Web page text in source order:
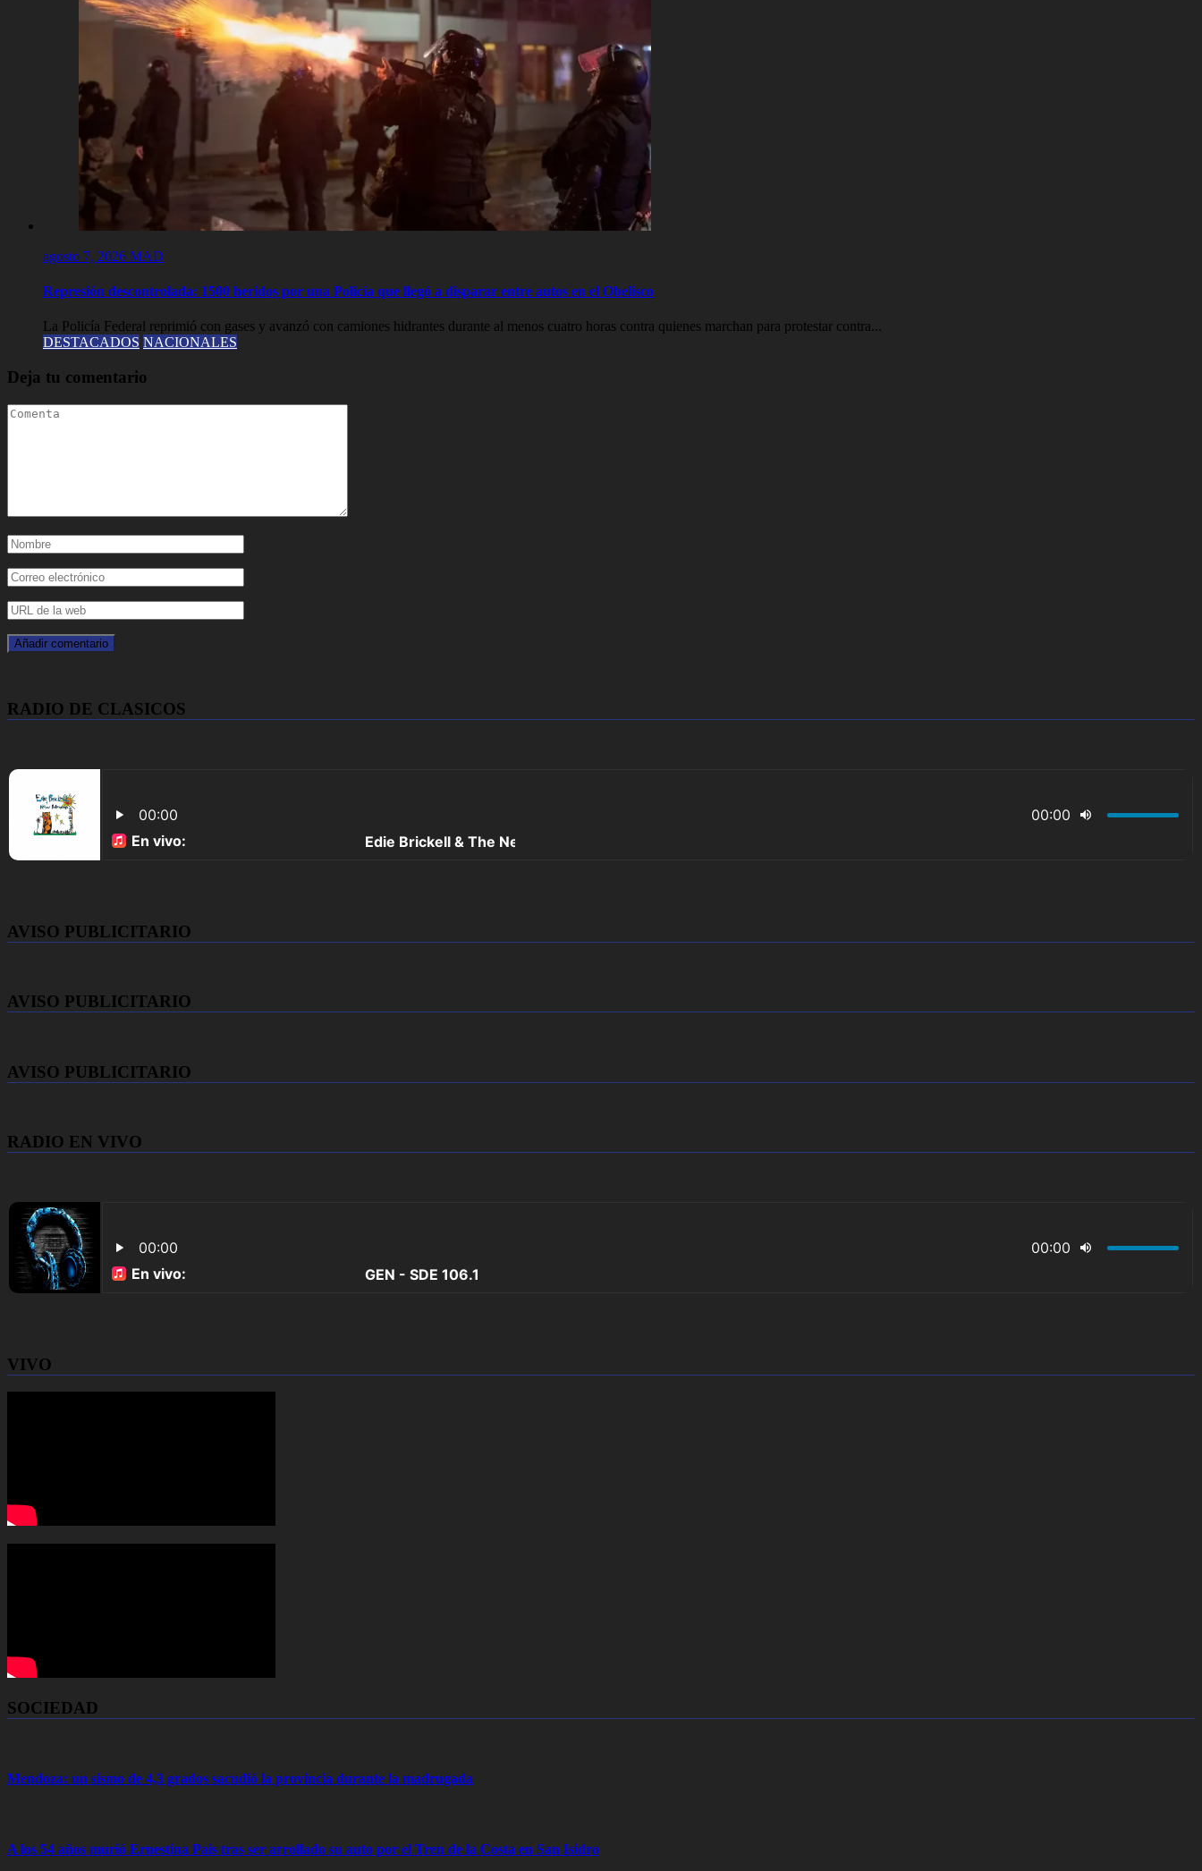
agosto 7, 2026 MAD
Represión descontrolada: 1500 heridos por una Policía que llegó a disparar entre autos en el Obelisco
La Policía Federal reprimió con gases y avanzó con camiones hidrantes durante al menos cuatro horas contra quienes marchan para protestar contra...
DESTACADOS NACIONALES
Deja tu comentario
RADIO DE CLASICOS
AVISO PUBLICITARIO
AVISO PUBLICITARIO
AVISO PUBLICITARIO
RADIO EN VIVO
VIVO
SOCIEDAD
Mendoza: un sismo de 4,3 grados sacudió la provincia durante la madrugada
A los 54 años murió Ernestina Pais tras ser arrollado su auto por el Tren de la Costa en San Isidro